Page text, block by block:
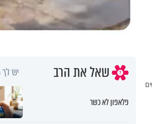
שאל את הרב יש
פלאפון לא כשר